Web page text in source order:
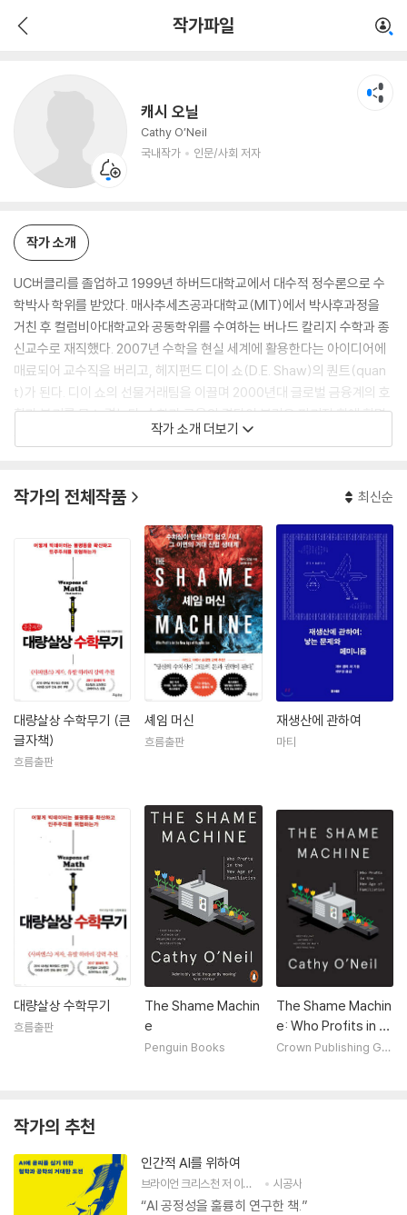
작가파일
캐시 오닐
Cathy O’Neil
국내작가
인문/사회 저자
인문/사회 저자
작가 소개
UC버클리를 졸업하고 1999년 하버드대학교에서 대수적 정수론으로 수
학박사 학위를 받았다. 매사추세츠공과대학교(MIT)에서 박사후과정을
거친 후 컬럼비아대학교와 공동학위를 수여하는 버나드 칼리지 수학과 종
신교수로 재직했다. 2007년 수학을 현실 세계에 활용한다는 아이디어에
매료되어 교수직을 버리고, 헤지펀드 디이 쇼(D.E. Shaw)의 퀀트(quan
t)가 된다. 디이 쇼의 선물거래팀을 이끌며 2000년대 글로벌 금융계의 호
황과 붕괴를 몸소 겪는다. 수학과 금융의 결탁이 불러온 파괴적 힘에 환멸
을 느끼고 월스트리트를 떠났다. 이후 IT업계에서 데이터과학자로서 금융
데이터 경제가 불평등을 확산하고 민주주의를 위협한다는 사실을 깨닫게
된다. 현재는 월가점거운동(Occupy Wall Street)의 하위조직인 대안금
융그룹을 이끌고 있다. 또한 알고리즘을 감사하고 위험성을 측정하는 기업
ORCAA를 설립해 빅데이터의 그림자를 세상에 알리는 데 힘쓰고 있다.
작가 소개 더보기
작가의 전체작품 최신순
대량살상 수학무기 (큰
글자책)
흐름출판
셰임 머신
흐름출판
재생산에 관하여
마티
대량살상 수학무기
흐름출판
The Shame Machin
e
Penguin Books
The Shame Machin
e: Who Profits in th
e New Age of Humi
Crown Publishing Gro
작가의 추천
인간적 AI를 위하여
브라이언 크리스천저 이한음 역시공사
“AI 공정성을 훌륭히 연구한 책.”